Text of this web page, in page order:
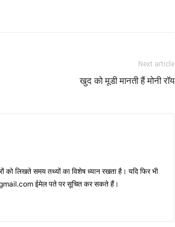
Next article
खुद को मूडी मानती हैं मोनी रॉय
लिखते समय तथ्‍यों का विशेष ध्‍यान रखता है। यदि फिर भी
ईमेल पते पर सूचित कर सकते हैं।